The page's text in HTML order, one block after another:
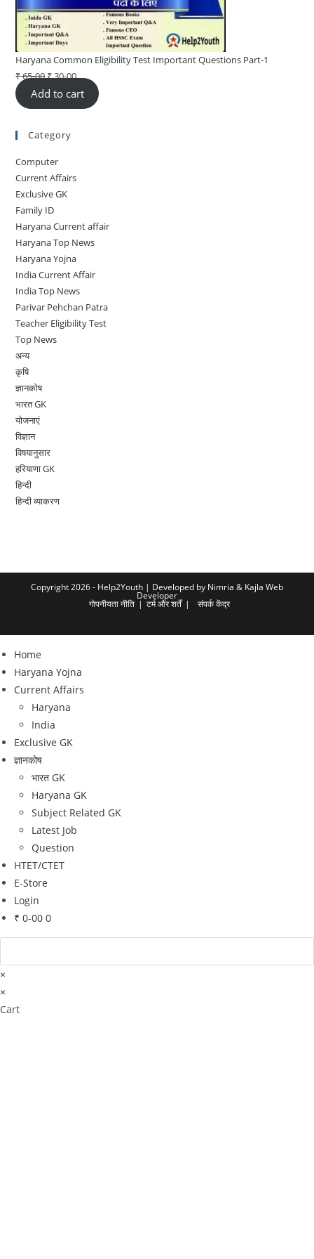
Haryana Common Eligibility Test Important Questions Part-1
₹65-00Original
price
was:
₹30-00Current
price
is:
Add to cart
Category
Computer
Current Affairs
Exclusive GK
Family ID
Haryana Current affair
Haryana Top News
Haryana Yojna
India Current Affair
India Top News
Parivar Pehchan Patra
Teacher Eligibility Test
Top News
अन्य
कृषि
ज्ञानकोष
भारत GK
योजनाएं
विज्ञान
विषयानुसार
हरियाणा GK
हिन्दी
हिन्दी व्याकरण
Copyright 2026 - Help2Youth | Developed by Nimria & Kajla Web
Developer
गोपनीयता नीति टर्म और शर्तें संपर्क केंद्र
Home
Haryana Yojna
Current Affairs
Haryana
India
Exclusive GK
ज्ञानकोष
भारत GK
Haryana GK
Subject Related GK
Latest Job
Question
HTET/CTET
E-Store
Login
₹ 0-00 0
×
×
Cart